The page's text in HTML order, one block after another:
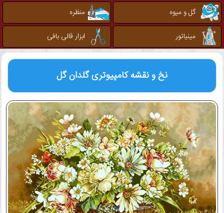
گل و میوه
منظره
مینیاتور
ابزار قالی بافی
نخ و نقشه کامپیوتریگلدان گل